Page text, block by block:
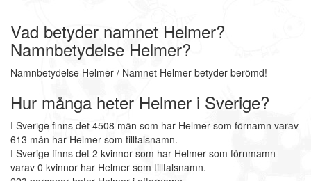
Vad betyder namnet Helmer?
Namnbetydelse Helmer?
Namnbetydelse Helmer / Namnet Helmer betyder berömd!
Hur många heter Helmer i Sverige?
I Sverige finns det 4508 män som har Helmer som förnamn varav
613 män har Helmer som tilltalsnamn.
I Sverige finns det 2 kvinnor som har Helmer som förnmamn
varav 0 kvinnor har Helmer som tilltalsnamn.